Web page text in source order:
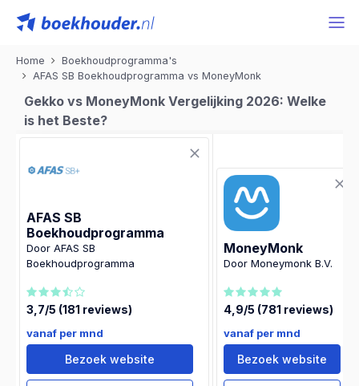
Home
Boekhoudprogramma's
AFAS SB Boekhoudprogramma vs MoneyMonk
Gekko vs MoneyMonk Vergelijking 2026: Welke
is het Beste?
AFAS SB
Boekhoudprogramma
Door AFAS SB
Boekhoudprogramma
3,7/5 (181 reviews)
vanaf per mnd
Bezoek website
MoneyMonk
Door Moneymonk B.V.
4,9/5 (781 reviews)
vanaf per mnd
Bezoek website